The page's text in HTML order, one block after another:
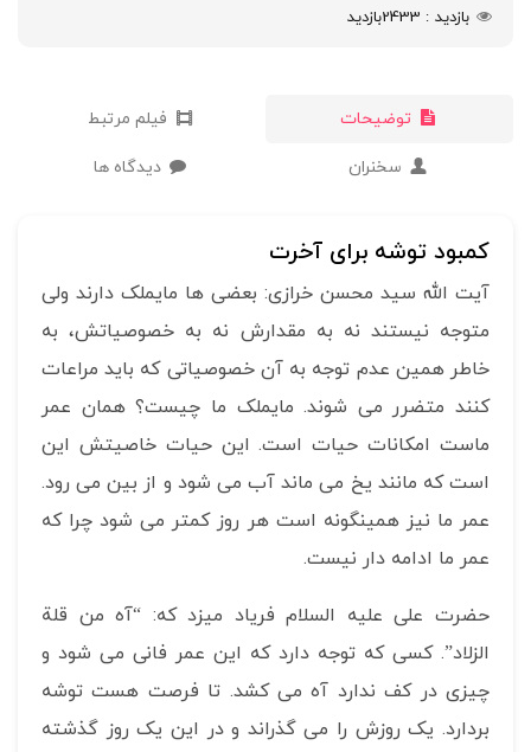
بازدید
2433بازدید
توضیحات فیلم مرتبط
سخنران دیدگاه ها
کمبود توشه برای آخرت
آیت الله سید محسن خرازی: بعضی ها مایملک دارند ولی
متوجه نیستند نه به مقدارش نه به خصوصیاتش، به
خاطر همین عدم توجه به آن خصوصیاتی که باید مراعات
کنند متضرر می شوند. مایملک ما چیست؟ همان عمر
ماست امکانات حیات است. این حیات خاصیتش این
است که مانند یخ می ماند آب می شود و از بین می رود.
عمر ما نیز همینگونه است هر روز کمتر می شود چرا که
عمر ما ادامه دار نیست.
حضرت علی علیه السلام فریاد میزد که: “آه من قلة
الزلاد”. کسی که توجه دارد که این عمر فانی می شود و
چیزی در کف ندارد آه می کشد. تا فرصت هست توشه
بردارد. یک روزش را می گذراند و در این یک روز گذشته